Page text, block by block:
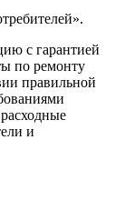
с гарантией
по ремонту
правильной
и